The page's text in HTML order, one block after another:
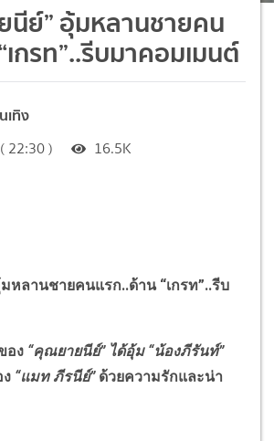
นีย์” อุ้มหลานชายคน
กรท”..รีบมาคอมเมนต์
เทิง
22:30 ) 16.5K
หลานชายคนแรก..ด้าน “เกรท”..รีบ
อง “คุณยายนีย์”ได้อุ้ม “น้องภีรันท์”
“แมท ภีรนีย์”ด้วยความรักและน่า